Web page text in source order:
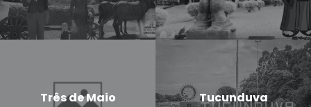
Três de Maio Tucunduva